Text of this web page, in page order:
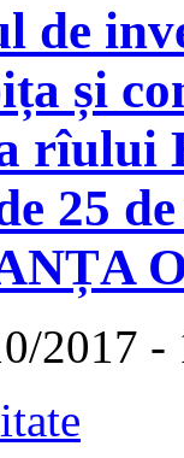
de
și
rîului
25
2017 -